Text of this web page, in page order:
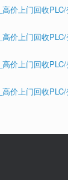
价上门回收
价上门回收
价上门回收
价上门回收